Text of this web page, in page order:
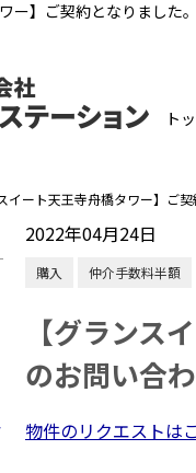
ー】ご契約となりました
ト
イート天王寺舟橋タワー】ご
2022年04月24日
購入 仲介手数料半額
【グランス
のお問い合
物件のリクエストは